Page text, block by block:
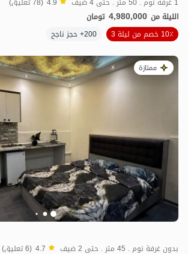
الليلة من 4,980,000 تومان
10٪ خصم من ليلة 3
200+ حجز ناجح
ممتازة
بدون غرفة نوم . 45 متر . حتى 2 ضيف 4.7 (6 تعليق)